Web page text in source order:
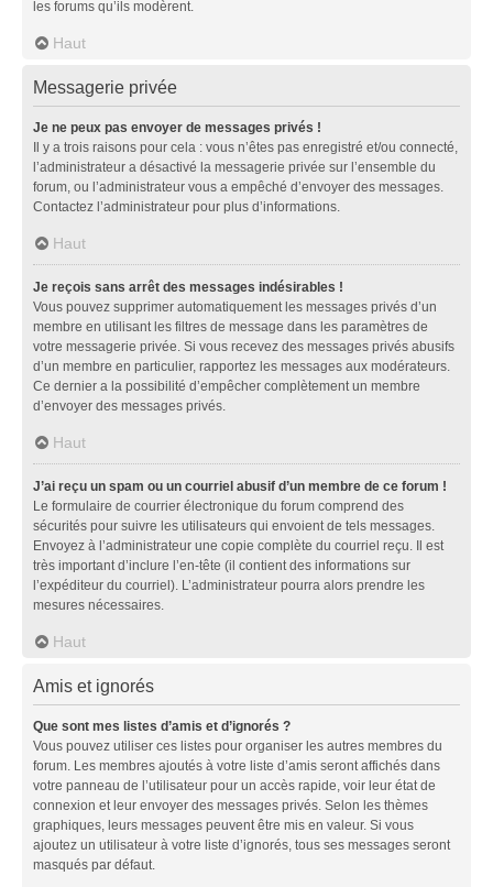
les forums qu’ils modèrent.
Haut
Messagerie privée
Je ne peux pas envoyer de messages privés !
Il y a trois raisons pour cela : vous n’êtes pas enregistré et/ou connecté,
l’administrateur a désactivé la messagerie privée sur l’ensemble du
forum, ou l’administrateur vous a empêché d’envoyer des messages.
Contactez l’administrateur pour plus d’informations.
Haut
Je reçois sans arrêt des messages indésirables !
Vous pouvez supprimer automatiquement les messages privés d’un
membre en utilisant les filtres de message dans les paramètres de
votre messagerie privée. Si vous recevez des messages privés abusifs
d’un membre en particulier, rapportez les messages aux modérateurs.
Ce dernier a la possibilité d’empêcher complètement un membre
d’envoyer des messages privés.
Haut
J’ai reçu un spam ou un courriel abusif d’un membre de ce forum !
Le formulaire de courrier électronique du forum comprend des
sécurités pour suivre les utilisateurs qui envoient de tels messages.
Envoyez à l’administrateur une copie complète du courriel reçu. Il est
très important d’inclure l’en-tête (il contient des informations sur
l’expéditeur du courriel). L’administrateur pourra alors prendre les
mesures nécessaires.
Haut
Amis et ignorés
Que sont mes listes d’amis et d’ignorés ?
Vous pouvez utiliser ces listes pour organiser les autres membres du
forum. Les membres ajoutés à votre liste d’amis seront affichés dans
votre panneau de l’utilisateur pour un accès rapide, voir leur état de
connexion et leur envoyer des messages privés. Selon les thèmes
graphiques, leurs messages peuvent être mis en valeur. Si vous
ajoutez un utilisateur à votre liste d’ignorés, tous ses messages seront
masqués par défaut.